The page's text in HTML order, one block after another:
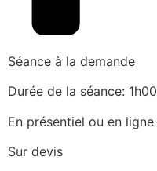
Séance à la demande
Durée de la séance: 1h00
En présentiel ou en ligne
Sur devis